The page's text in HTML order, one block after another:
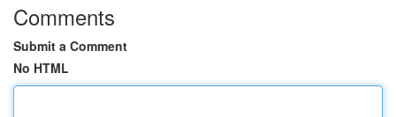
Comments
Submit a Comment
No HTML